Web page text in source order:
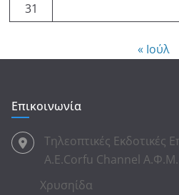
31
« Ιούλ
Επικοινωνία
Τηλεοπτικές Εκδοτικές
Α.Ε.Corfu Channel Α.Φ.Μ.
Χρυσηίδα